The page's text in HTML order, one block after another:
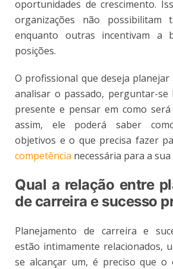
oportunidades de crescimento.
organizações não possibilitam
enquanto outras incentivam a
posições.
O profissional que deseja
analisar o passado, perguntar-
presente e pensar em como
assim, ele poderá saber
objetivos e o que precisa fazer
competência necessária para a sua
Qual a relação entre
de carreira e sucesso
Planejamento de carreira e
estão intimamente relacionados,
se alcançar um, é preciso que